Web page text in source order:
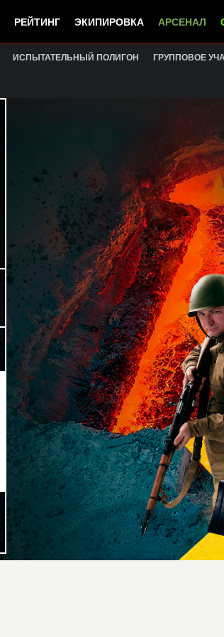
РЕЙТИНГ ЭКИПИРОВКА АРСЕНАЛ
ИСПЫТАТЕЛЬНЫЙ ПОЛИГОН ГРУППОВОЕ